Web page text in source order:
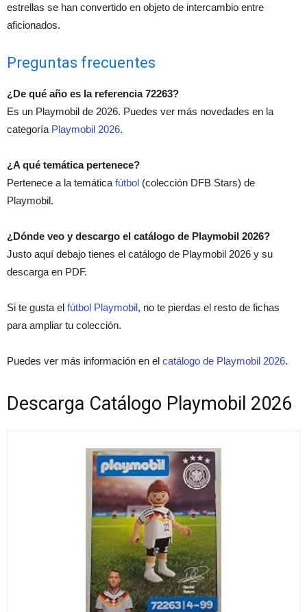
estrellas se han convertido en objeto de intercambio entre
aficionados.
Preguntas frecuentes
¿De qué año es la referencia 72263?
Es un Playmobil de 2026. Puedes ver más novedades en la
categoría Playmobil 2026.
¿A qué temática pertenece?
Pertenece a la temática fútbol (colección DFB Stars) de
Playmobil.
¿Dónde veo y descargo el catálogo de Playmobil 2026?
Justo aquí debajo tienes el catálogo de Playmobil 2026 y su
descarga en PDF.
Si te gusta el fútbol Playmobil, no te pierdas el resto de fichas
para ampliar tu colección.
Puedes ver más información en el catálogo de Playmobil 2026.
Descarga Catálogo Playmobil 2026